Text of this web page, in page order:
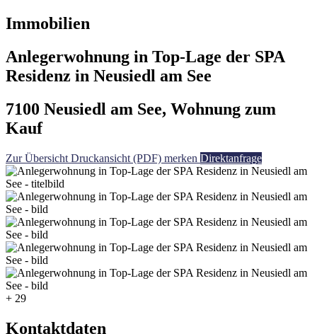
Immobilien
Anlegerwohnung in Top-Lage der SPA
Residenz in Neusiedl am See
7100 Neusiedl am See, Wohnung zum
Kauf
Zur Übersicht Druckansicht (PDF) merken Direktanfrage
+ 29
Kontaktdaten